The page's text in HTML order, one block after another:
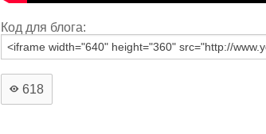
Код для блога:
618